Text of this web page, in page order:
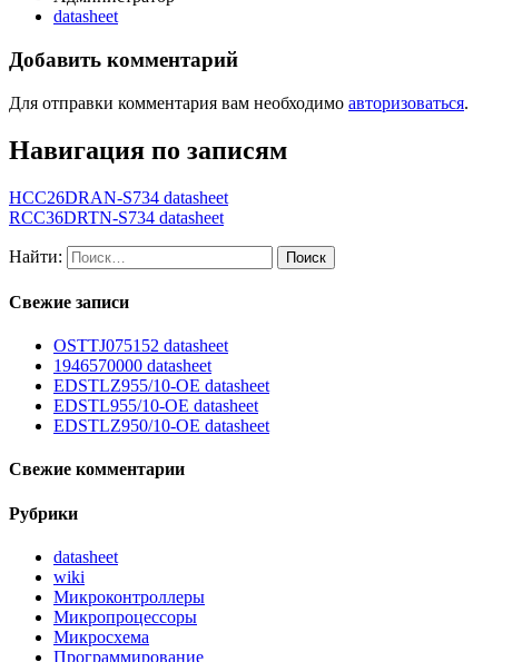
datasheet
Добавить комментарий
Для отправки комментария вам необходимо авторизоваться.
Навигация по записям
HCC26DRAN-S734 datasheet
RCC36DRTN-S734 datasheet
Найти:
Свежие записи
OSTTJ075152 datasheet
1946570000 datasheet
EDSTLZ955/10-OE datasheet
EDSTL955/10-OE datasheet
EDSTLZ950/10-OE datasheet
Свежие комментарии
Рубрики
datasheet
wiki
Микроконтроллеры
Микропроцессоры
Микросхема
Программирование